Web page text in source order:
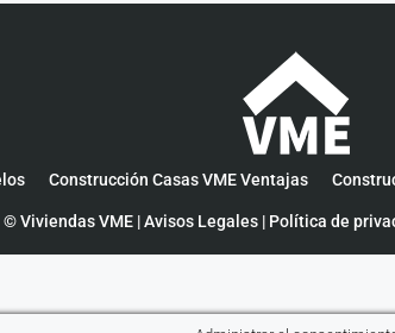
Construcción Casas VME Ventajas
© Viviendas VME |Avisos Legales | Política de